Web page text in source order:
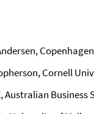
Cornell
Australian